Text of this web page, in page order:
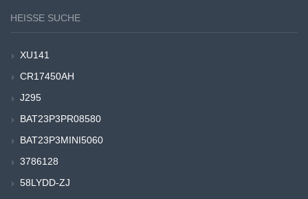
HEISSE SUCHE
XU141
CR17450AH
J295
BAT23P3PR08580
BAT23P3MINI5060
3786128
58LYDD-ZJ